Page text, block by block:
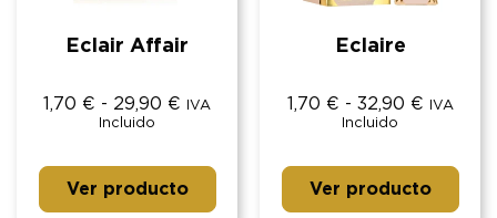
Eclair Affair
1,70 € - 29,90 €
IVA
Incluido
Ver producto
Eclaire
1,70 € - 32,90 €
IVA
Incluido
Ver producto